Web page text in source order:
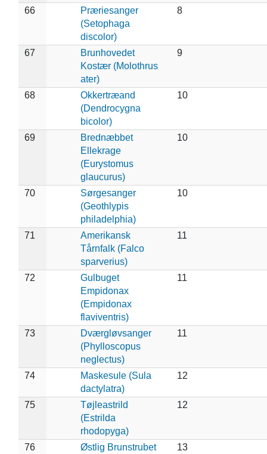
66
Præriesanger
(Setophaga
discolor)
8
67
Brunhovedet
Kostær (Molothrus
ater)
9
68
Okkertræand
(Dendrocygna
bicolor)
10
69
Brednæbbet
Ellekrage
(Eurystomus
glaucurus)
10
70
Sørgesanger
(Geothlypis
philadelphia)
10
71
Amerikansk
Tårnfalk (Falco
sparverius)
11
72
Gulbuget
Empidonax
(Empidonax
flaviventris)
11
73
Dværgløvsanger
(Phylloscopus
neglectus)
11
74
Maskesule (Sula
dactylatra)
12
75
Tøjleastrild
(Estrilda
rhodopyga)
12
76
Østlig Brunstrubet
13